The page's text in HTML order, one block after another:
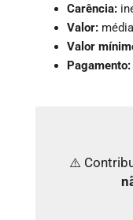
Carência:
Valor:
Valor
Pagamento:
⚠️